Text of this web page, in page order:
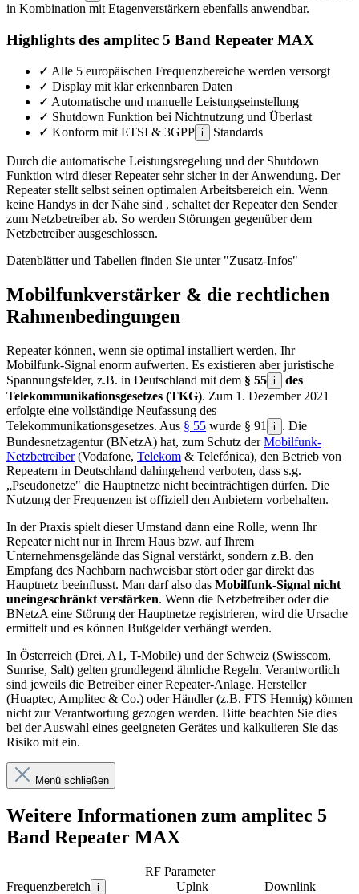
in Kombination mit Etagenverstärkern ebenfalls anwendbar.
Highlights des amplitec 5 Band Repeater MAX
✓ Alle 5 europäischen Frequenzbereiche werden versorgt
✓ Display mit klar erkennbaren Daten
✓ Automatische und manuelle Leistungseinstellung
✓ Shutdown Funktion bei Nichtnutzung und Überlast
✓ Konform mit ETSI & 3GPP i Standards
Durch die automatische Leistungsregelung und der Shutdown
Funktion wird dieser Repeater sehr sicher in der Anwendung. Der
Repeater stellt selbst seinen optimalen Arbeitsbereich ein. Wenn
keine Handys in der Nähe sind , schaltet der Repeater den Sender
zum Netzbetreiber ab. So werden Störungen gegenüber dem
Netzbetreiber ausgeschlossen.
Datenblätter und Tabellen finden Sie unter "Zusatz-Infos"
Mobilfunkverstärker & die rechtlichen
Rahmenbedingungen
Repeater können, wenn sie optimal installiert werden, Ihr
Mobilfunk-Signal enorm aufwerten. Es existieren aber juristische
Spannungsfelder, z.B. in Deutschland mit dem § 55 i
des
Telekommunikationsgesetzes (TKG). Zum 1. Dezember 2021
erfolgte eine vollständige Neufassung des
Telekommunikationsgesetzes. Aus § 55 wurde § 91 i
. Die
Bundesnetzagentur (BNetzA) hat, zum Schutz derMobilfunk-
Netzbetreiber(Vodafone, Telekom & Telefónica), den Betrieb von
Repeatern in Deutschland dahingehend verboten, dass s.g.
„Pseudonetze" die Hauptnetze nicht beeinträchtigen dürfen. Die
Nutzung der Frequenzen ist offiziell den Anbietern vorbehalten.
In der Praxis spielt dieser Umstand dann eine Rolle, wenn Ihr
Repeater nicht nur in Ihrem Haus bzw. auf Ihrem
Unternehmensgelände das Signal verstärkt, sondern z.B. den
Empfang des Nachbarn nachweisbar stört oder gar direkt das
Hauptnetz beeinflusst. Man darf also das Mobilfunk-Signal nicht
uneingeschränkt verstärken. Wenn die Netzbetreiber oder die
BNetzA eine Störung der Hauptnetze registrieren, wird die Ursache
ermittelt und es können Bußgelder verhängt werden.
In Österreich (Drei, A1, T-Mobile) und der Schweiz (Swisscom,
Sunrise, Salt) gelten grundlegend ähnliche Regeln. Verantwortlich
sind jeweils die Betreiber einer Repeater-Anlage. Hersteller
(Huaptec, Amplitec & Co.) oder Händler (z.B. FTS Hennig) können
nicht zur Verantwortung gezogen werden. Bitte beachten Sie dies
bei der Auswahl eines geeigneten Gerätes und kalkulieren Sie das
Risiko mit ein.
Menü schließen
Weitere Informationen zum amplitec 5
Band Repeater MAX
RF Parameter
Frequenzbereich i Uplnk
Downlink